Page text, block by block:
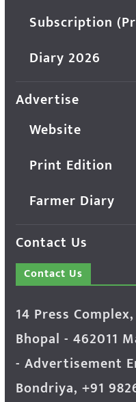
Subscription
Diary 2026
Advertise
Website
Print Edition
Farmer Diary
Contact Us
Contact Us
14 Press
Bhopal - 462011
- Advertisement
Bondriya, +91